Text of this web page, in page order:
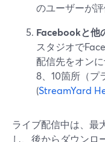
のユーザーが評
Facebookと他
スタジオで
配信先をオン
8、10箇所（プ
(StreamYard
ライブ配信中は、最
し、後からダウンロ